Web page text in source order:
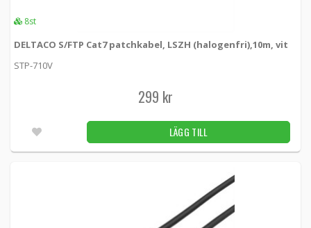
8st
DELTACO S/FTP Cat7 patchkabel, LSZH (halogenfri),10m, vit
STP-710V
299 kr
LÄGG TILL